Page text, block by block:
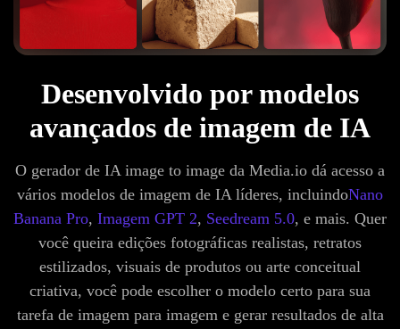
Desenvolvido por modelos
avançados de imagem de IA
O gerador de IA image to image da Media.io dá acesso a
vários modelos de imagem de IA líderes, incluindoNano
Banana Pro, Imagem GPT 2, Seedream 5.0, e mais. Quer
você queira edições fotográficas realistas, retratos
estilizados, visuais de produtos ou arte conceitual
criativa, você pode escolher o modelo certo para sua
tarefa de imagem para imagem e gerar resultados de alta